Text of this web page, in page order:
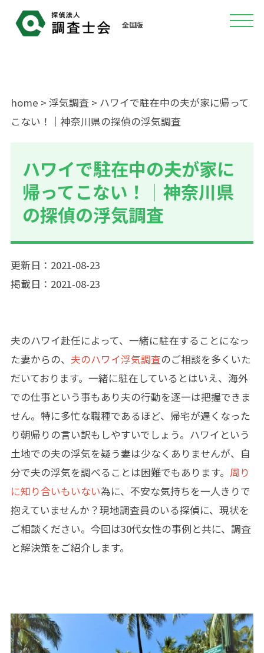
全国版
home > 浮気調査 > ハワイで駐在中の夫が家に帰って
こない！｜神奈川県の探偵の浮気調査
ハワイで駐在中の夫が家に
帰ってこない！｜神奈川県
の探偵の浮気調査
更新日：2021-08-23
掲載日：2021-08-23
夫のハワイ赴任によって、一緒に駐在することになっ
た妻からの、 夫のハワイ浮気調査のご相談を多くいた
だいております。一緒に駐在しているとはいえ、海外
での仕事という事もあり夫の行動を逐一は把握できま
せん。特に多忙な職種であるほど、帰宅が遅くなった
り朝帰りの言い訳もしやすいでしょう。ハワイという
土地での夫の浮気を疑う妻は少なくありませんが、自
分で夫の浮気を調べることは困難でもあります。 周り
に知り合いもいない為に、不安な気持ちを一人きりで
抱えていませんか？現地調査員のいる探偵に、現状を
ご相談ください。今回は30代女性の事例と共に、調査
と解決策をご紹介します。